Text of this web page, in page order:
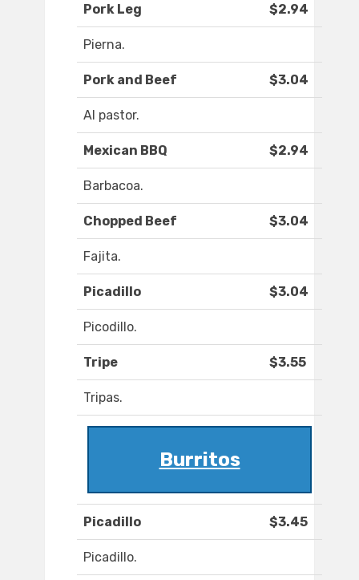
Pork Leg $2.94
Pierna.
Pork and Beef $3.04
Al pastor.
Mexican BBQ $2.94
Barbacoa.
Chopped Beef $3.04
Fajita.
Picadillo $3.04
Picodillo.
Tripe $3.55
Tripas.
Burritos
Picadillo $3.45
Picadillo.